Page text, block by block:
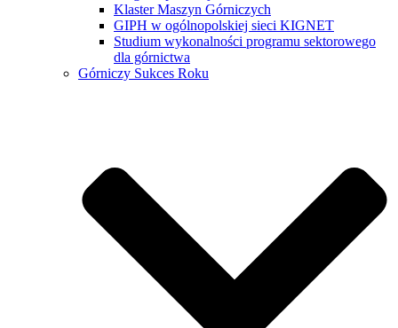
Klaster Maszyn Górniczych
GIPH w ogólnopolskiej sieci KIGNET
Studium wykonalności programu sektorowego
dla górnictwa
Górniczy Sukces Roku